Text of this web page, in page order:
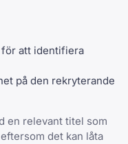
att identifiera
på den rekryterande
en relevant titel som
det kan låta